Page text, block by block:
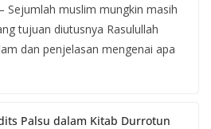
Sejumlah muslim mungkin masih
tujuan diutusnya Rasulullah
dan penjelasan mengenai apa
Palsu dalam Kitab Durrotun